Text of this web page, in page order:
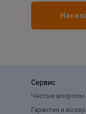
Сервис
Частые вопросы
Гарантия и